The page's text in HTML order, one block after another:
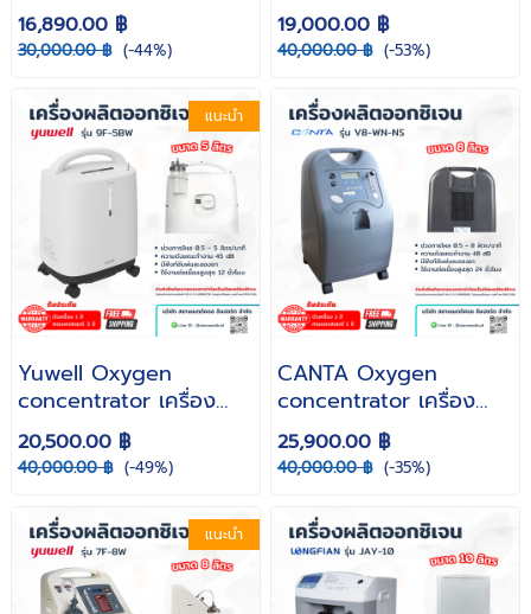
ผลิตออกซิเจน 5 ลิตร รุ่น
8F-5AW ( รับประกันศูนย์
ไทย )
16,890.00 ฿
30,000.00 ฿ (-44%)
ผลิตออกซิเจน 5 ลิตร รุ่น
VH5-NM ( รับประกัน 1 ปี
)
19,000.00 ฿
40,000.00 ฿ (-53%)
แนะนำ
Yuwell Oxygen
concentrator เครื่อง
ผลิตออกซิเจน 5 ลิตร รุ่น
9F-5BW ( รับประกันศูนย์
ไทย )
20,500.00 ฿
40,000.00 ฿ (-49%)
CANTA Oxygen
concentrator เครื่อง
ผลิตออกซิเจน 8 ลิตร รุ่น
V8-WN-NS ( รับประกัน 1
ปี )
25,900.00 ฿
40,000.00 ฿ (-35%)
แนะนำ